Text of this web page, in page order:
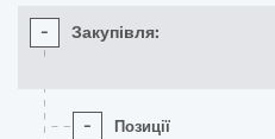
- Закупівля:
- Позиції